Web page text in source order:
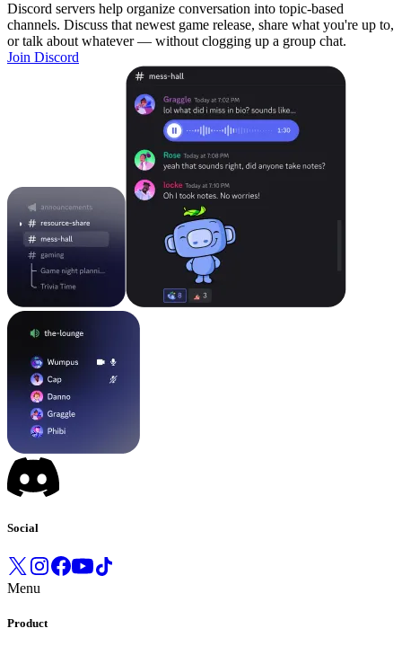
Discord servers help organize conversation into topic-based
channels. Discuss that newest game release, share what you're up to,
or talk about whatever — without clogging up a group chat.
Join Discord
Social
Menu
Product